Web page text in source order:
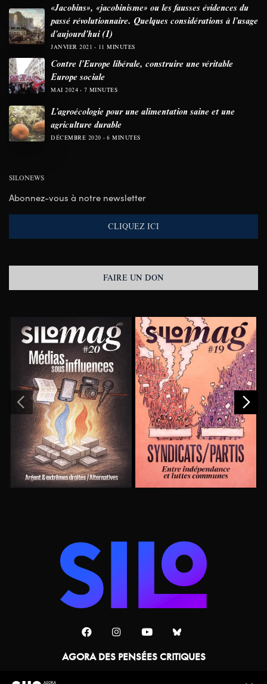
«Jacobins», «jacobinisme» ou les fausses évidences du
passé révolutionnaire. Quelques considérations à l’usage
d’aujourd’hui (I)
JANVIER 2021 11 MINUTES
Contre l’Europe libérale, construire une véritable
Europe sociale
MAI 2024 7 MINUTES
L’agroécologie pour une alimentation saine et une
agriculture durable
DÉCEMBRE 2020 6 MINUTES
SILONEWS
Abonnez-vous à notre newsletter
CLIQUEZ ICI
FAIRE UN DON
AGORA DES PENSÉES CRITIQUES